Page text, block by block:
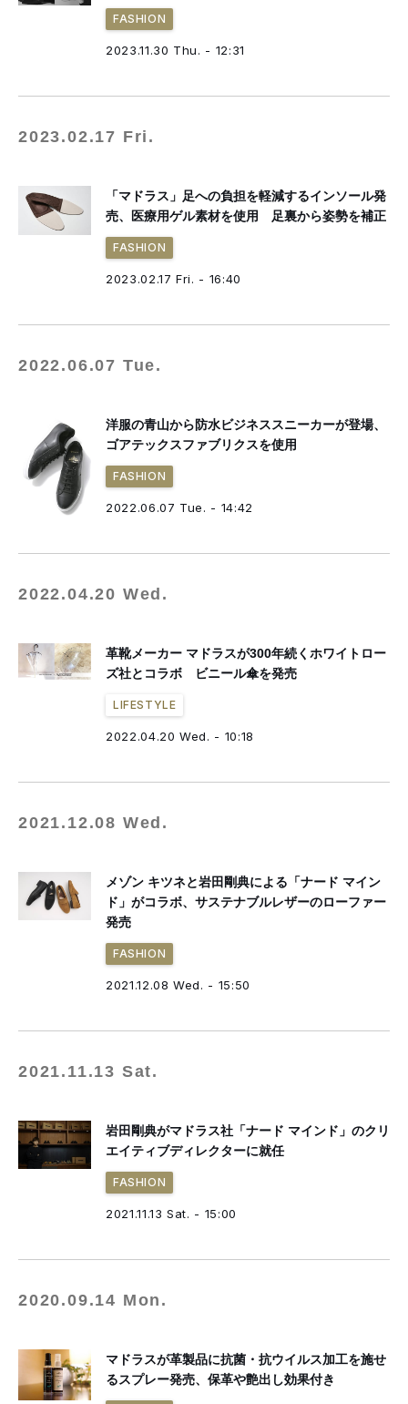
FASHION
2023.11.30 Thu. - 12:31
2023.02.17 Fri.
「マドラス」足への負担を軽減するインソール発
売、医療用ゲル素材を使用 足裏から姿勢を補正
FASHION
2023.02.17 Fri. - 16:40
2022.06.07 Tue.
洋服の青山から防水ビジネススニーカーが登場、
ゴアテックスファブリクスを使用
FASHION
2022.06.07 Tue. - 14:42
2022.04.20 Wed.
革靴メーカー マドラスが300年続くホワイトロー
ズ社とコラボ ビニール傘を発売
LIFESTYLE
2022.04.20 Wed. - 10:18
2021.12.08 Wed.
メゾン キツネと岩田剛典による「ナード マイン
ド」がコラボ、サステナブルレザーのローファー
発売
FASHION
2021.12.08 Wed. - 15:50
2021.11.13 Sat.
岩田剛典がマドラス社「ナード マインド」のクリ
エイティブディレクターに就任
FASHION
2021.11.13 Sat. - 15:00
2020.09.14 Mon.
マドラスが革製品に抗菌・抗ウイルス加工を施せ
るスプレー発売、保革や艶出し効果付き